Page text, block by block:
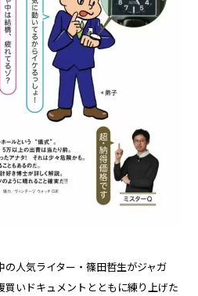
人気ライター・篠田哲生がジャガ
いドキュメントとともに練り上げた